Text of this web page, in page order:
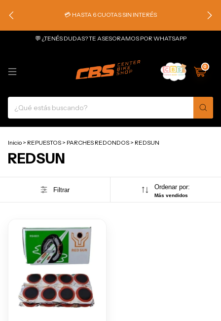
💳 HASTA 6 CUOTAS SIN INTERÉS
💬 ¿TENÉS DUDAS? TE ASESORAMOS POR WHATSAPP
0
Inicio > REPUESTOS > PARCHES REDONDOS > REDSUN
REDSUN
Filtrar Ordenar por:
Más vendidos